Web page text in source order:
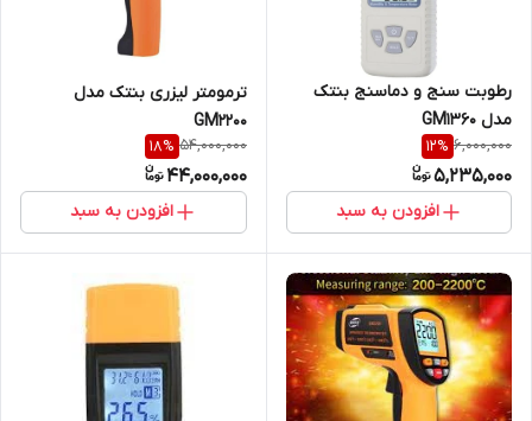
رطوبت سنج و دماسنج بنتک
مدل GM1360
6,000,000
12%
5,235,000
افزودن به سبد
ترمومتر لیزری بنتک مدل
GM2200
54,000,000
18%
44,000,000
افزودن به سبد